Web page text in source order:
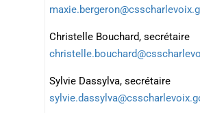
Christelle Bouchard, secrétaire
Sylvie Dassylva, secrétaire